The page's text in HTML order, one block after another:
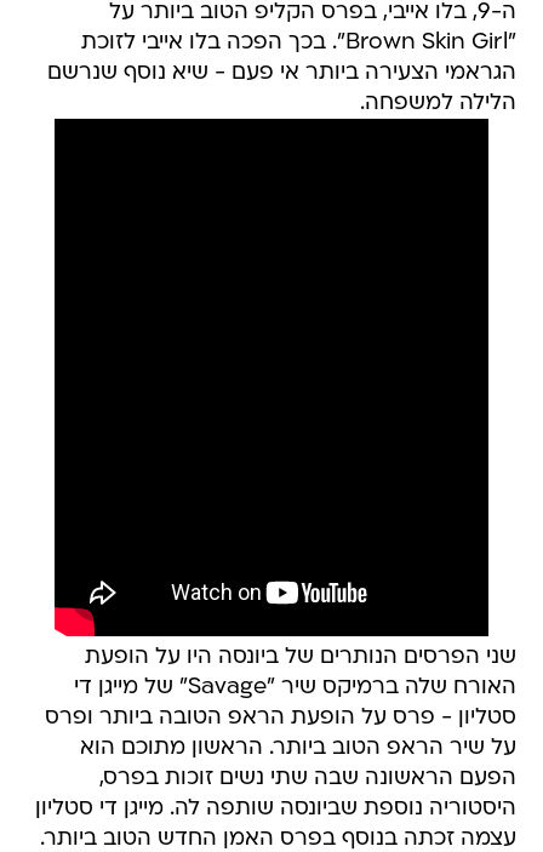
ה-9, בלו אייבי, בפרס הקליפ הטוב ביותר על
"Brown Skin Girl". בכך הפכה בלו אייבי לזוכת
הגראמי הצעירה ביותר אי פעם - שיא נוסף שנרשם
הלילה למשפחה.
שני הפרסים הנותרים של ביונסה היו על הופעת
האורח שלה ברמיקס שיר "Savage" של מייגן די
סטליון - פרס על הופעת הראפ הטובה ביותר ופרס
על שיר הראפ הטוב ביותר. הראשון מתוכם הוא
הפעם הראשונה שבה שתי נשים זוכות בפרס,
היסטוריה נוספת שביונסה שותפה לה. מייגן די סטליון
עצמה זכתה בנוסף בפרס האמן החדש הטוב ביותר.